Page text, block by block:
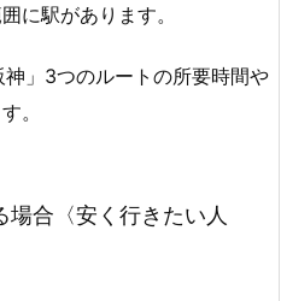
に駅があります。
」3つのルートの所要時間や
。
合〈安く行きたい人